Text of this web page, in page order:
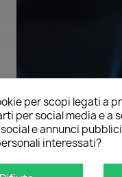
per scopi legati a
per social media e a
e annunci
interessati?